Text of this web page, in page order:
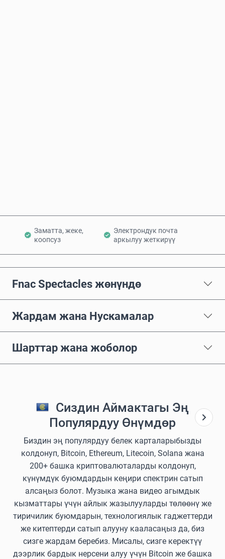
Заматта, жеке,
коопсуз
Электрондук почта
аркылуу жеткирүү
Fnac Spectacles жөнүндө
Жардам жана Нускамалар
Шарттар жана жоболор
Сиздин Аймактагы Эң
Популярдуу Өнүмдөр
Биздин эң популярдуу белек карталарыбызды
колдонуп, Bitcoin, Ethereum, Litecoin, Solana жана
200+ башка криптовалюталарды колдонуп,
күнүмдүк буюмдардын кеңири спектрин сатып
алсаңыз болот. Музыка жана видео агымдык
кызматтары үчүн айлык жазылууларды төлөөнү же
тиричилик буюмдарын, технологиялык гаджеттерди
же китептерди сатып алууну кааласаңыз да, биз
сизге жардам беребиз. Мисалы, сизге керектүү
дээрлик бардык нерсени алуу үчүн Bitcoin же башка